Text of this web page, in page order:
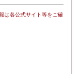
は各公式サイト等をご確